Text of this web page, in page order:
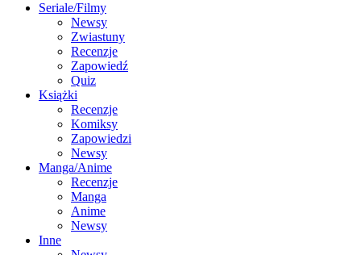
Seriale/Filmy
Newsy
Zwiastuny
Recenzje
Zapowiedź
Quiz
Książki
Recenzje
Komiksy
Zapowiedzi
Newsy
Manga/Anime
Recenzje
Manga
Anime
Newsy
Inne